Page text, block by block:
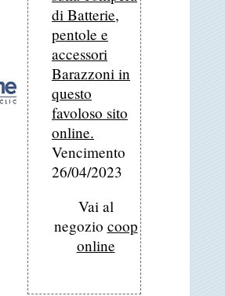
di Batterie,
pentole e
accessori
Barazzoni in
questo
favoloso sito
online.
Vencimento
26/04/2023
Vai al
negozio coop
online